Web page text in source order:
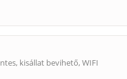
kisállat bevihető, WIFI